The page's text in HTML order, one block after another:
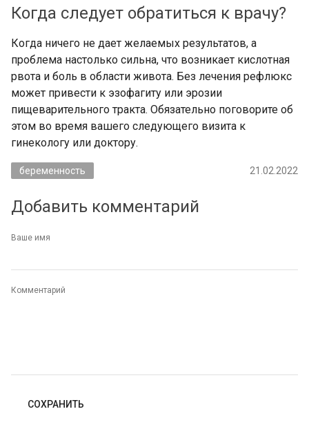
Когда следует обратиться к врачу?
Когда ничего не дает желаемых результатов, а
проблема настолько сильна, что возникает кислотная
рвота и боль в области живота. Без лечения рефлюкс
может привести к эзофагиту или эрозии
пищеварительного тракта. Обязательно поговорите об
этом во время вашего следующего визита к
гинекологу или доктору.
беременность 21.02.2022
Добавить комментарий
Ваше имя
Комментарий